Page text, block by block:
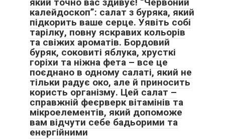
який точно вас здивує! “Червоний
калейдоскоп”: салат з буряка, який
підкорить ваше серце. Уявіть собі
тарілку, повну яскравих кольорів
та свіжих ароматів. Бордовий
буряк, соковиті яблука, хрусткі
горіхи та ніжна фета – все це
поєднано в одному салаті, який не
тільки радує око, але й приносить
користь організму. Цей салат –
справжній феєрверк вітамінів та
мікроелементів, який допоможе
вам відчути себе бадьорими та
енергійними